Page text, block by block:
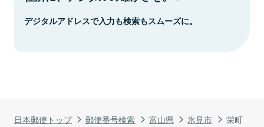
日本郵便トップ 郵便番号検索 富山県 氷見市 栄町
デジタルアドレスで入力も検索もスムーズに。